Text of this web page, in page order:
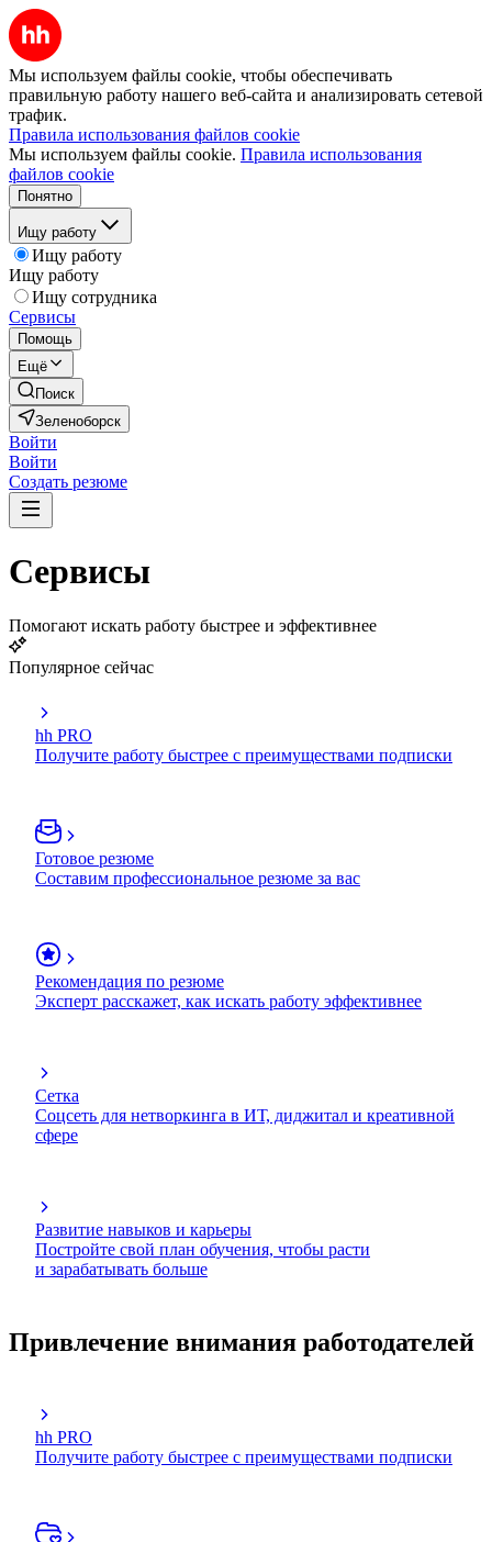
Мы используем файлы cookie, чтобы обеспечивать
правильную работу нашего веб-сайта и анализировать сетевой
трафик.
Правила использования файлов cookie
Мы используем файлы cookie. Правила использования
файлов cookie
Понятно
Ищу работу
Ищу работу
Ищу работу
Ищу сотрудника
Сервисы
Помощь
Ещё
Поиск
Зеленоборск
Войти
Войти
Создать резюме
Сервисы
Помогают искать работу быстрее и эффективнее
Популярное сейчас
hh PRO
Получите работу быстрее с преимуществами подписки
Готовое резюме
Составим профессиональное резюме за вас
Рекомендация по резюме
Эксперт расскажет, как искать работу эффективнее
Сетка
Соцсеть для нетворкинга в ИТ, диджитал и креативной
сфере
Развитие навыков и карьеры
Постройте свой план обучения, чтобы расти
и зарабатывать больше
Привлечение внимания работодателей
hh PRO
Получите работу быстрее с преимуществами подписки